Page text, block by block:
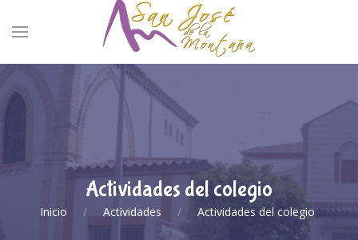
Actividades del colegio
Inicio Actividades Actividades del colegio